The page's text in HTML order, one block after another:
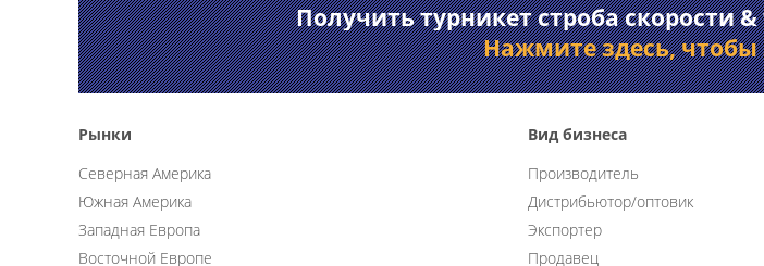
Получить турникет строба скорости
Нажмите здесь, чтобы
Рынки
Северная Америка
Южная Америка
Западная Европа
Восточной Европе
Вид бизнеса
Производитель
Дистрибьютор/оптовик
Экспортер
Продавец